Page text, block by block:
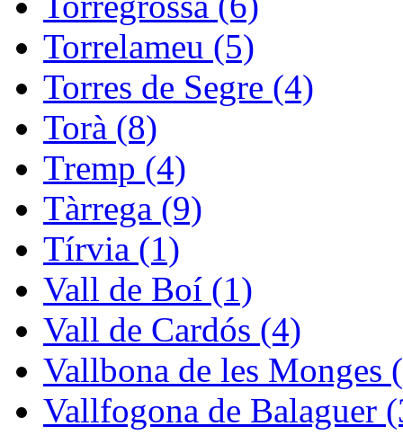
Torrelameu (5)
Torres de Segre (4)
Torà (8)
Tremp (4)
Tàrrega (9)
Tírvia (1)
Vall de Boí (1)
Vall de Cardós (4)
Vallbona de les Monges
Vallfogona de Balaguer